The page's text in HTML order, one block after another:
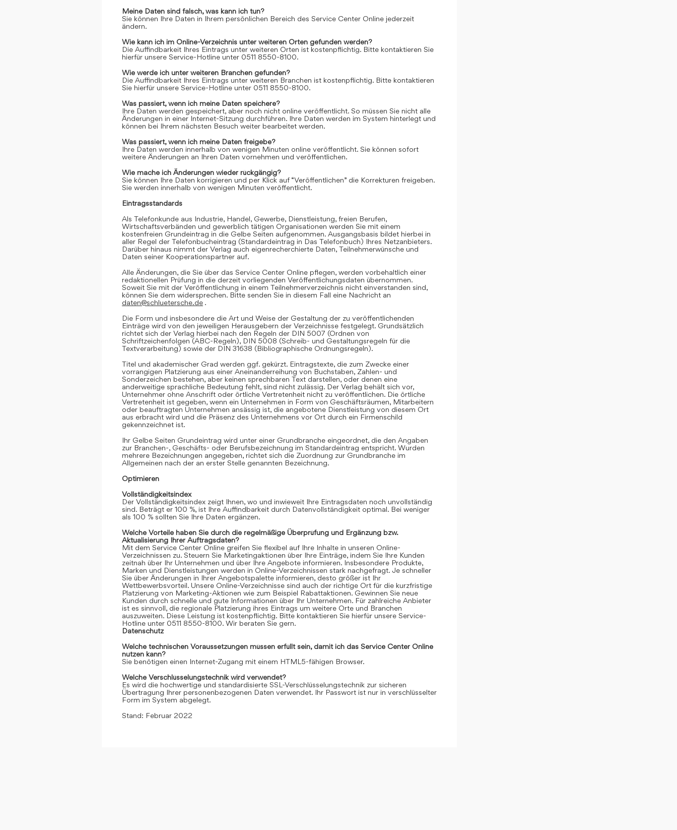
Meine Daten sind falsch, was kann ich tun?
Sie können Ihre Daten in Ihrem persönlichen Bereich des Service Center Online jederzeit
ändern.
Wie kann ich im Online-Verzeichnis unter weiteren Orten gefunden werden?
Die Auffindbarkeit Ihres Eintrags unter weiteren Orten ist kostenpflichtig. Bitte kontaktieren Sie
hierfür unsere Service-Hotline unter 0511 8550-8100.
Wie werde ich unter weiteren Branchen gefunden?
Die Auffindbarkeit Ihres Eintrags unter weiteren Branchen ist kostenpflichtig. Bitte kontaktieren
Sie hierfür unsere Service-Hotline unter 0511 8550-8100.
Was passiert, wenn ich meine Daten speichere?
Ihre Daten werden gespeichert, aber noch nicht online veröffentlicht. So müssen Sie nicht alle
Änderungen in einer Internet-Sitzung durchführen. Ihre Daten werden im System hinterlegt und
können bei Ihrem nächsten Besuch weiter bearbeitet werden.
Was passiert, wenn ich meine Daten freigebe?
Ihre Daten werden innerhalb von wenigen Minuten online veröffentlicht. Sie können sofort
weitere Änderungen an Ihren Daten vornehmen und veröffentlichen.
Wie mache ich Änderungen wieder rückgängig?
Sie können Ihre Daten korrigieren und per Klick auf “Veröffentlichen” die Korrekturen freigeben.
Sie werden innerhalb von wenigen Minuten veröffentlicht.
Eintragsstandards
Als Telefonkunde aus Industrie, Handel, Gewerbe, Dienstleistung, freien Berufen,
Wirtschaftsverbänden und gewerblich tätigen Organisationen werden Sie mit einem
kostenfreien Grundeintrag in die Gelbe Seiten aufgenommen. Ausgangsbasis bildet hierbei in
aller Regel der Telefonbucheintrag (Standardeintrag in Das Telefonbuch) Ihres Netzanbieters.
Darüber hinaus nimmt der Verlag auch eigenrecherchierte Daten, Teilnehmerwünsche und
Daten seiner Kooperationspartner auf.
Alle Änderungen, die Sie über das Service Center Online pflegen, werden vorbehaltlich einer
redaktionellen Prüfung in die derzeit vorliegenden Veröffentlichungsdaten übernommen.
Soweit Sie mit der Veröffentlichung in einem Teilnehmerverzeichnis nicht einverstanden sind,
können Sie dem widersprechen. Bitte senden Sie in diesem Fall eine Nachricht an
daten@schluetersche.de .
Die Form und insbesondere die Art und Weise der Gestaltung der zu veröffentlichenden
Einträge wird von den jeweiligen Herausgebern der Verzeichnisse festgelegt. Grundsätzlich
richtet sich der Verlag hierbei nach den Regeln der DIN 5007 (Ordnen von
Schriftzeichenfolgen (ABC-Regeln), DIN 5008 (Schreib- und Gestaltungsregeln für die
Textverarbeitung) sowie der DIN 31638 (Bibliographische Ordnungsregeln).
Titel und akademischer Grad werden ggf. gekürzt. Eintragstexte, die zum Zwecke einer
vorrangigen Platzierung aus einer Aneinanderreihung von Buchstaben, Zahlen- und
Sonderzeichen bestehen, aber keinen sprechbaren Text darstellen, oder denen eine
anderweitige sprachliche Bedeutung fehlt, sind nicht zulässig. Der Verlag behält sich vor,
Unternehmer ohne Anschrift oder örtliche Vertretenheit nicht zu veröffentlichen. Die örtliche
Vertretenheit ist gegeben, wenn ein Unternehmen in Form von Geschäftsräumen, Mitarbeitern
oder beauftragten Unternehmen ansässig ist, die angebotene Dienstleistung von diesem Ort
aus erbracht wird und die Präsenz des Unternehmens vor Ort durch ein Firmenschild
gekennzeichnet ist.
Ihr Gelbe Seiten Grundeintrag wird unter einer Grundbranche eingeordnet, die den Angaben
zur Branchen-, Geschäfts- oder Berufsbezeichnung im Standardeintrag entspricht. Wurden
mehrere Bezeichnungen angegeben, richtet sich die Zuordnung zur Grundbranche im
Allgemeinen nach der an erster Stelle genannten Bezeichnung.
Optimieren
Vollständigkeitsindex
Der Vollständigkeitsindex zeigt Ihnen, wo und inwieweit Ihre Eintragsdaten noch unvollständig
sind. Beträgt er 100 %, ist Ihre Auffindbarkeit durch Datenvollständigkeit optimal. Bei weniger
als 100 % sollten Sie Ihre Daten ergänzen.
Welche Vorteile haben Sie durch die regelmäßige Überprüfung und Ergänzung bzw.
Aktualisierung Ihrer Auftragsdaten?
Mit dem Service Center Online greifen Sie flexibel auf Ihre Inhalte in unseren Online-
Verzeichnissen zu. Steuern Sie Marketingaktionen über Ihre Einträge, indem Sie Ihre Kunden
zeitnah über Ihr Unternehmen und über Ihre Angebote informieren. Insbesondere Produkte,
Marken und Dienstleistungen werden in Online-Verzeichnissen stark nachgefragt. Je schneller
Sie über Änderungen in Ihrer Angebotspalette informieren, desto größer ist Ihr
Wettbewerbsvorteil. Unsere Online-Verzeichnisse sind auch der richtige Ort für die kurzfristige
Platzierung von Marketing-Aktionen wie zum Beispiel Rabattaktionen. Gewinnen Sie neue
Kunden durch schnelle und gute Informationen über Ihr Unternehmen. Für zahlreiche Anbieter
ist es sinnvoll, die regionale Platzierung ihres Eintrags um weitere Orte und Branchen
auszuweiten. Diese Leistung ist kostenpflichtig. Bitte kontaktieren Sie hierfür unsere Service-
Hotline unter 0511 8550-8100. Wir beraten Sie gern.
Datenschutz
Welche technischen Voraussetzungen müssen erfüllt sein, damit ich das Service Center Online
nutzen kann?
Sie benötigen einen Internet-Zugang mit einem HTML5-fähigen Browser.
Welche Verschlüsselungstechnik wird verwendet?
Es wird die hochwertige und standardisierte SSL-Verschlüsselungstechnik zur sicheren
Übertragung Ihrer personenbezogenen Daten verwendet. Ihr Passwort ist nur in verschlüsselter
Form im System abgelegt.
Stand: Februar 2022